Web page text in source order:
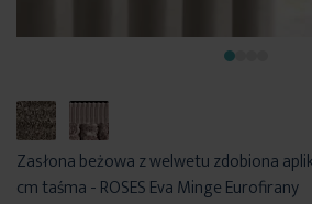
Zasłona beżowa z welwetu zdobiona
cm taśma - ROSES Eva Minge Eurofirany